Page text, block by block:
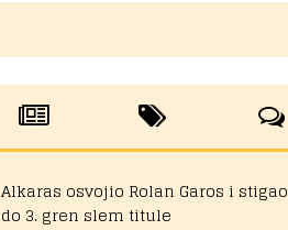
Alkaras osvojio Rolan Garos i stigao
do 3. gren slem titule